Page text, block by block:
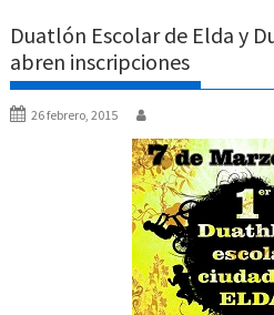
Duatlón Escolar de Elda y
abren inscripciones
26 febrero, 2015